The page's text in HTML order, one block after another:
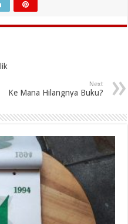
Next
Ke Mana Hilangnya Buku?